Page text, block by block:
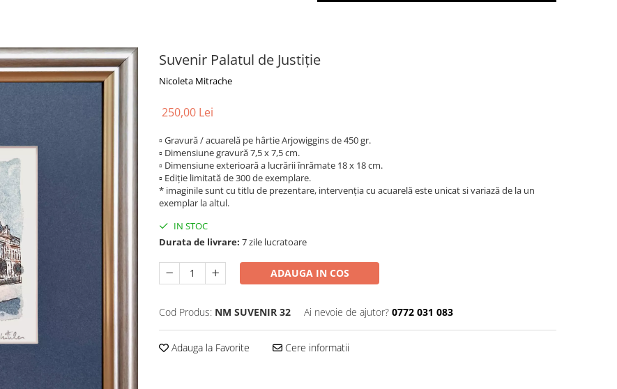
Suvenir Palatul de Justiție
Nicoleta Mitrache
250,00 Lei
▫ Gravură / acuarelă pe hârtie Arjowiggins de 450 gr.
▫ Dimensiune gravură 7,5 x 7,5 cm.
▫ Dimensiune exterioară a lucrării înrămate 18 x 18 cm.
▫ Ediție limitată de 300 de exemplare.
* imaginile sunt cu titlu de prezentare, intervenția cu acuarelă este unicat si variază de la un
exemplar la altul.
IN STOC
Durata de livrare: 7 zile lucratoare
ADAUGA IN COS
Cod Produs: NM SUVENIR 32 Ai nevoie de ajutor? 0772 031 083
Adauga la Favorite Cere informatii